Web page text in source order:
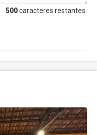
500caracteres restantes.